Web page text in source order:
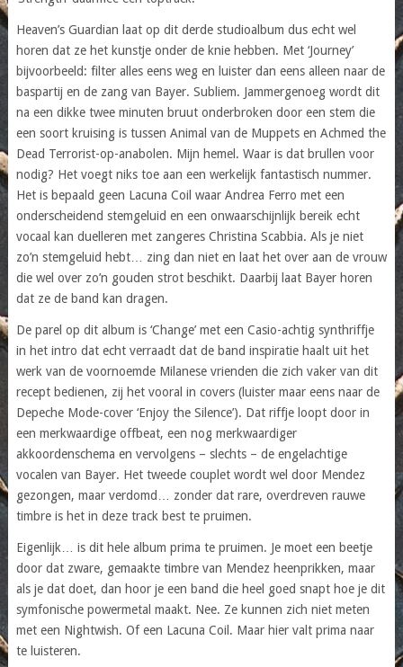
Heaven’s Guardian laat op dit derde studioalbum dus echt wel
horen dat ze het kunstje onder de knie hebben. Met ‘Journey’
bijvoorbeeld: filter alles eens weg en luister dan eens alleen naar de
baspartij en de zang van Bayer. Subliem. Jammergenoeg wordt dit
na een dikke twee minuten bruut onderbroken door een stem die
een soort kruising is tussen Animal van de Muppets en Achmed the
Dead Terrorist-op-anabolen. Mijn hemel. Waar is dat brullen voor
nodig? Het voegt niks toe aan een werkelijk fantastisch nummer.
Het is bepaald geen Lacuna Coil waar Andrea Ferro met een
onderscheidend stemgeluid en een onwaarschijnlijk bereik echt
vocaal kan duelleren met zangeres Christina Scabbia. Als je niet
zo’n stemgeluid hebt… zing dan niet en laat het over aan de vrouw
die wel over zo’n gouden strot beschikt. Daarbij laat Bayer horen
dat ze de band kan dragen.
De parel op dit album is ‘Change’ met een Casio-achtig synthriffje
in het intro dat echt verraadt dat de band inspiratie haalt uit het
werk van de voornoemde Milanese vrienden die zich vaker van dit
recept bedienen, zij het vooral in covers (luister maar eens naar de
Depeche Mode-cover ‘Enjoy the Silence’). Dat riffje loopt door in
een merkwaardige offbeat, een nog merkwaardiger
akkoordenschema en vervolgens – slechts – de engelachtige
vocalen van Bayer. Het tweede couplet wordt wel door Mendez
gezongen, maar verdomd… zonder dat rare, overdreven rauwe
timbre is het in deze track best te pruimen.
Eigenlijk… is dit hele album prima te pruimen. Je moet een beetje
door dat zware, gemaakte timbre van Mendez heenprikken, maar
als je dat doet, dan hoor je een band die heel goed snapt hoe je dit
symfonische powermetal maakt. Nee. Ze kunnen zich niet meten
met een Nightwish. Of een Lacuna Coil. Maar hier valt prima naar
te luisteren.